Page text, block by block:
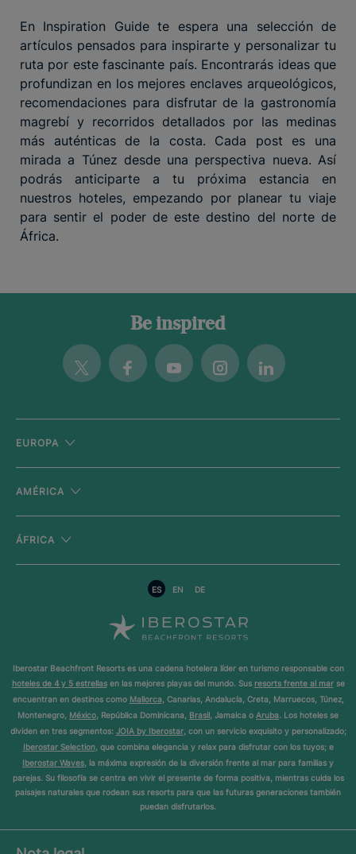
En Inspiration Guide te espera una selección de
artículos pensados para inspirarte y personalizar tu
ruta por este fascinante país. Encontrarás ideas que
profundizan en los mejores enclaves arqueológicos,
recomendaciones para disfrutar de la gastronomía
magrebí y recorridos detallados por las medinas
más auténticas de la costa. Cada post es una
mirada a Túnez desde una perspectiva nueva. Así
podrás anticiparte a tu próxima estancia en
nuestros hoteles, empezando por planear tu viaje
para sentir el poder de este destino del norte de
África.
Be inspired
Twitter FacebookYoutubeInstagramLinkedin
EUROPA
AMÉRICA
ÁFRICA
ES EN DE
Iberostar Beachfront Resorts es una cadena hotelera líder en turismo responsable con
hoteles de 4 y 5 estrellasen las mejores playas del mundo. Sus resorts frente al marse
encuentran en destinos como Mallorca, Canarias, Andalucía, Creta, Marruecos, Túnez,
Montenegro, México, República Dominicana, Brasil, Jamaica o Aruba. Los hoteles se
dividen en tres segmentos: JOIA by Iberostar, con un servicio exquisito y personalizado;
Iberostar Selection, que combina elegancia y relax para disfrutar con los tuyos; e
Iberostar Waves, la máxima expresión de la diversión frente al mar para familias y
parejas. Su filosofía se centra en vivir el presente de forma positiva, mientras cuida los
paisajes naturales que rodean sus resorts para que las futuras generaciones también
puedan disfrutarlos.